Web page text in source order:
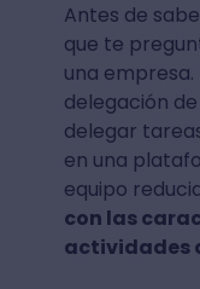
Antes de
que te
una
delegación
delegar
en una
equipo
con las
actividades